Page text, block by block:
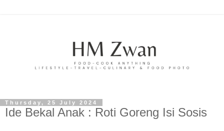
Thursday, 25 July 2024
Ide Bekal Anak : Roti Goreng Isi Sosis